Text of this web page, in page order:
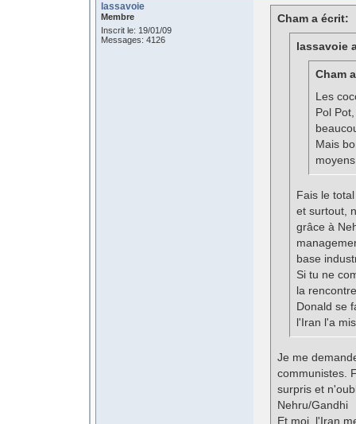
lassavoie
Membre
Inscrit le: 19/01/09
Messages: 4126
Cham a écrit:
lassavoie
Cham
Les
Pol
Mais
Fais le
et surtout,
grâce à
base
Si tu ne
la
Donald se
l'Iran l'a
Je me
communistes.
surpris et
Nehru/Gandhi
Et moi, l'Iran